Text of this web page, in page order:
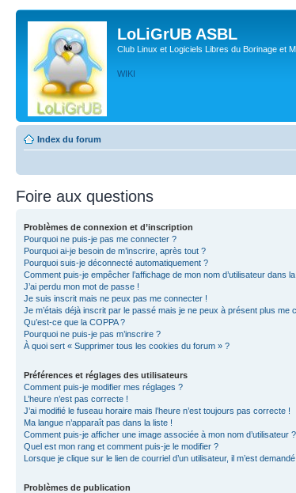
LoLiGrUB ASBL
Club Linux et Logiciels Libres du Borinage et
WIKI
Index du forum
Foire aux questions
Problèmes de connexion et d’inscription
Pourquoi ne puis-je pas me connecter ?
Pourquoi ai-je besoin de m’inscrire, après tout ?
Pourquoi suis-je déconnecté automatiquement ?
Comment puis-je empêcher l’affichage de mon nom d’utilisateur dans
J’ai perdu mon mot de passe !
Je suis inscrit mais ne peux pas me connecter !
Je m’étais déjà inscrit par le passé mais je ne peux à présent plus me
Qu’est-ce que la COPPA ?
Pourquoi ne puis-je pas m’inscrire ?
À quoi sert « Supprimer tous les cookies du forum » ?
Préférences et réglages des utilisateurs
Comment puis-je modifier mes réglages ?
L’heure n’est pas correcte !
J’ai modifié le fuseau horaire mais l’heure n’est toujours pas correcte !
Ma langue n’apparaît pas dans la liste !
Comment puis-je afficher une image associée à mon nom d’utilisateur ?
Quel est mon rang et comment puis-je le modifier ?
Lorsque je clique sur le lien de courriel d’un utilisateur, il m’est
Problèmes de publication